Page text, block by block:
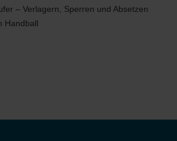
– Verlagern, Sperren und Absetzen
Handball